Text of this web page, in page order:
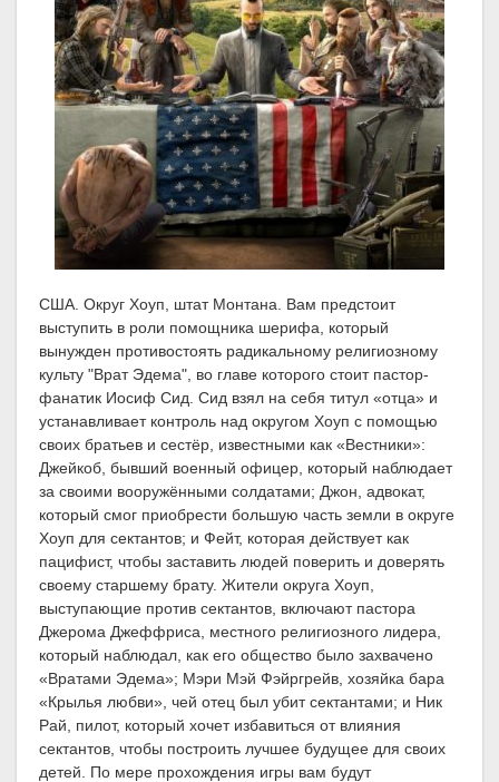
США. Округ Хоуп, штат Монтана. Вам предстоит
выступить в роли помощника шерифа, который
вынужден противостоять радикальному религиозному
культу "Врат Эдема", во главе которого стоит пастор-
фанатик Иосиф Сид. Сид взял на себя титул «отца» и
устанавливает контроль над округом Хоуп с помощью
своих братьев и сестёр, известными как «Вестники»:
Джейкоб, бывший военный офицер, который наблюдает
за своими вооружёнными солдатами; Джон, адвокат,
который смог приобрести большую часть земли в округе
Хоуп для сектантов; и Фейт, которая действует как
пацифист, чтобы заставить людей поверить и доверять
своему старшему брату. Жители округа Хоуп,
выступающие против сектантов, включают пастора
Джерома Джеффриса, местного религиозного лидера,
который наблюдал, как его общество было захвачено
«Вратами Эдема»; Мэри Мэй Фэйргрейв, хозяйка бара
«Крылья любви», чей отец был убит сектантами; и Ник
Рай, пилот, который хочет избавиться от влияния
сектантов, чтобы построить лучшее будущее для своих
детей. По мере прохождения игры вам будут